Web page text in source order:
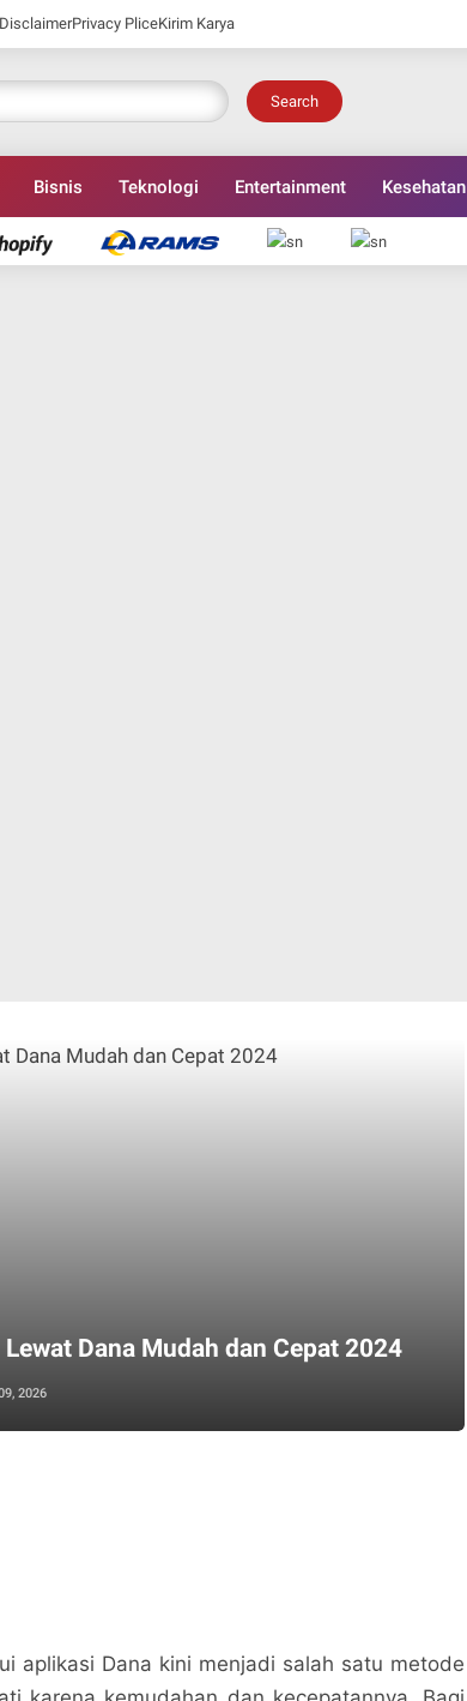
DisclaimerPrivacy PliceKirim Karya
Search
Bisnis Teknologi Entertainment Kesehatan
Dana Mudah dan Cepat 2024
2026
aplikasi Dana kini menjadi salah satu metode